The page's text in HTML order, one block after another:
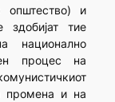
општество) и
тие
национално
процес на
промена и на